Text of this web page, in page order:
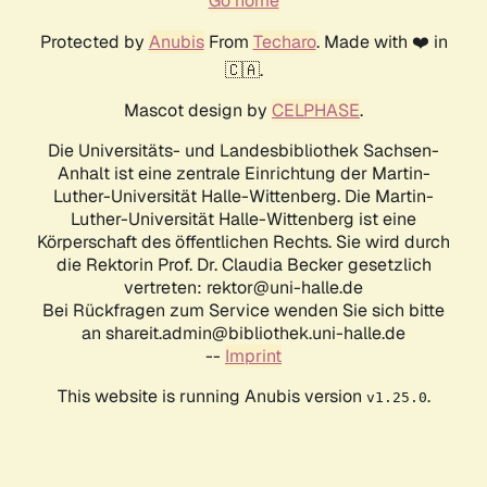
Protected by AnubisFrom Techaro. Made with ❤️ in
🇨🇦.
Mascot design by CELPHASE.
Die Universitäts- und Landesbibliothek Sachsen-
Anhalt ist eine zentrale Einrichtung der Martin-
Luther-Universität Halle-Wittenberg. Die Martin-
Luther-Universität Halle-Wittenberg ist eine
Körperschaft des öffentlichen Rechts. Sie wird durch
die Rektorin Prof. Dr. Claudia Becker gesetzlich
vertreten: rektor@uni-halle.de
Bei Rückfragen zum Service wenden Sie sich bitte
an shareit.admin@bibliothek.uni-halle.de
-- Imprint
This website is running Anubis version v1.25.0.